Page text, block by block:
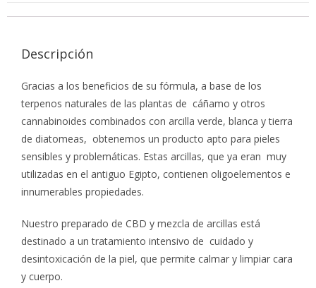
Descripción
Gracias a los beneficios de su fórmula, a base de los
terpenos naturales de las plantas de cáñamo y otros
cannabinoides combinados con arcilla verde, blanca y tierra
de diatomeas, obtenemos un producto apto para pieles
sensibles y problemáticas. Estas arcillas, que ya eran muy
utilizadas en el antiguo Egipto, contienen oligoelementos e
innumerables propiedades.
Nuestro preparado de CBD y mezcla de arcillas está
destinado a un tratamiento intensivo de cuidado y
desintoxicación de la piel, que permite calmar y limpiar cara
y cuerpo.